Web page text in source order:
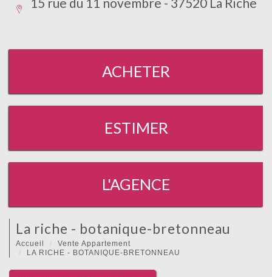
ACHETER
ESTIMER
L'AGENCE
la riche - botanique-bretonneau
Accueil
Vente Appartement
LA RICHE - BOTANIQUE-BRETONNEAU